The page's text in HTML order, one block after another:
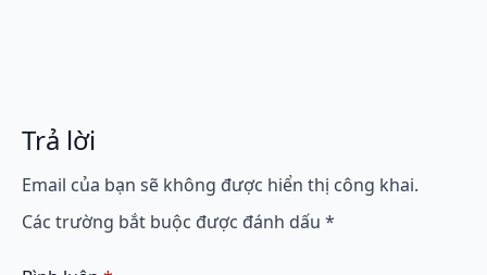
Trả lời
Email của bạn sẽ không được hiển thị công khai.
Các trường bắt buộc được đánh dấu *